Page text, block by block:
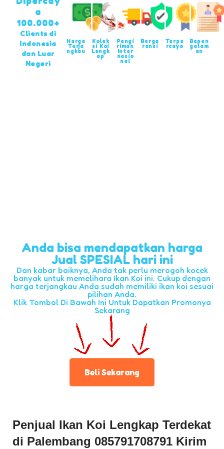
a
100.000+
Clients di
Indonesia
dan Luar
Negeri
Harga
Terja
ngkau
Kolek
si Koi
Lengk
ap
Pengi
riman
Inter
nasio
nal
Berga
ransi
Terpe
rcaya
Bepen
galam
an
Anda bisa mendapatkan harga
Jual SPESIAL hari ini
Dan kabar baiknya, Anda tak perlu merogoh kocek
banyak untuk memelihara Ikan Koi ini. Cukup dengan
harga terjangkau Anda sudah memiliki ikan koi sesuai
pilihan Anda.
Klik Tombol Di Bawah Ini Untuk Dapatkan Promonya
Sekarang
Beli Sekarang
Penjual Ikan Koi Lengkap Terdekat
di Palembang 085791708791 Kirim